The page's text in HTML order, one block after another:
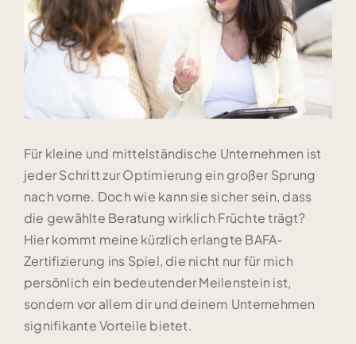
Für kleine und mittelständische Unternehmen ist
jeder Schritt zur Optimierung ein großer Sprung
nach vorne. Doch wie kann sie sicher sein, dass
die gewählte Beratung wirklich Früchte trägt?
Hier kommt meine kürzlich erlangte BAFA-
Zertifizierung ins Spiel, die nicht nur für mich
persönlich ein bedeutender Meilenstein ist,
sondern vor allem dir und deinem Unternehmen
signifikante Vorteile bietet.